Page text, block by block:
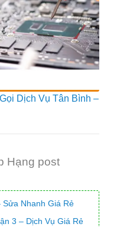
Dịch Vụ Tân Bình –
Hạng post
Nhanh Giá Rẻ
3 – Dịch Vụ Giá Rẻ